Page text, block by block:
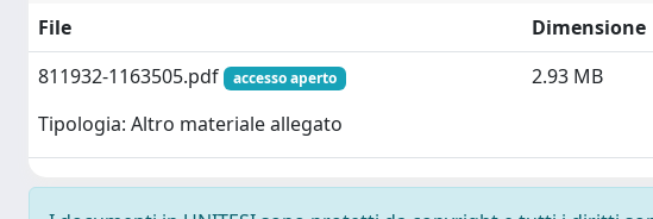
File
Dimensione
811932-1163505.pdf
accesso aperto
Tipologia: Altro materiale allegato
2.93 MB